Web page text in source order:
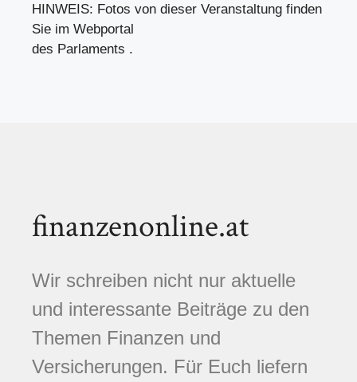
HINWEIS: Fotos von dieser Veranstaltung finden
Sie im Webportal
des Parlaments .
finanzenonline.at
Wir schreiben nicht nur aktuelle
und interessante Beiträge zu den
Themen Finanzen und
Versicherungen. Für Euch liefern